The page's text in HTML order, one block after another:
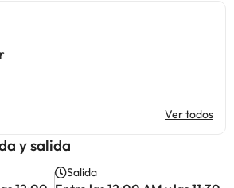
Ver todos
y salida
Salida